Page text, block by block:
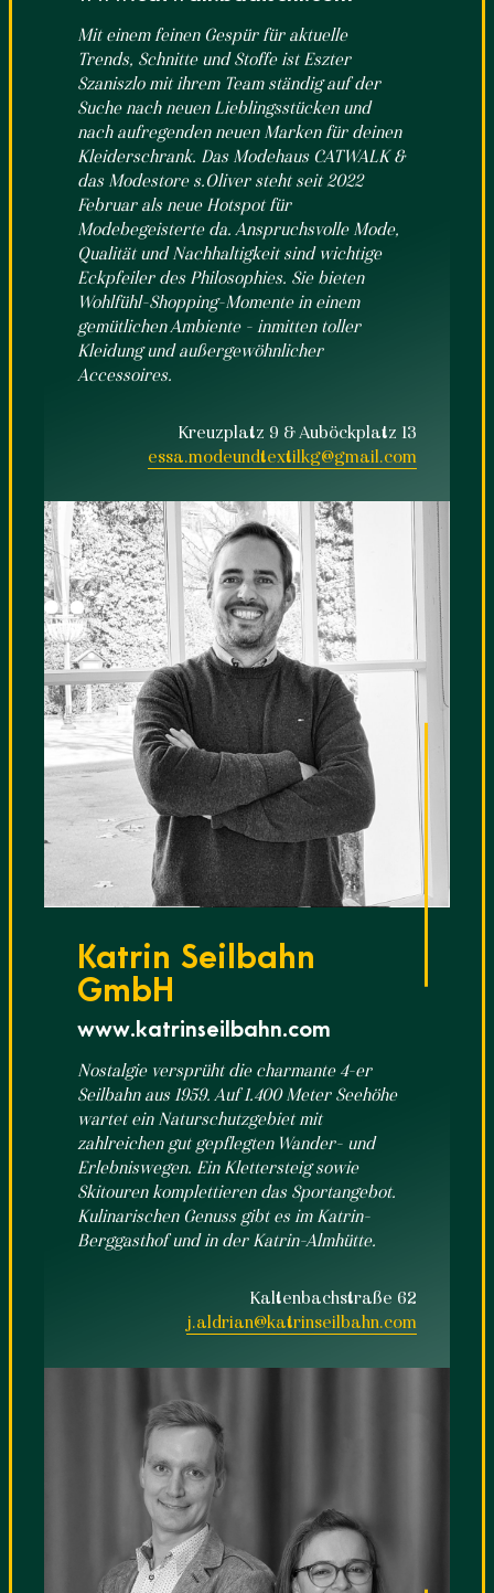
Mit einem feinen Gespür für aktuelle
Trends, Schnitte und Stoffe ist Eszter
Szaniszlo mit ihrem Team ständig auf der
Suche nach neuen Lieblingsstücken und
nach aufregenden neuen Marken für deinen
Kleiderschrank. Das Modehaus CATWALK &
das Modestore s.Oliver steht seit 2022
Februar als neue Hotspot für
Modebegeisterte da. Anspruchsvolle Mode,
Qualität und Nachhaltigkeit sind wichtige
Eckpfeiler des Philosophies. Sie bieten
Wohlfühl-Shopping-Momente in einem
gemütlichen Ambiente - inmitten toller
Kleidung und außergewöhnlicher
Accessoires.
Kreuzplatz 9 & Auböckplatz 13
essa.modeundtextilkg@gmail.com
Katrin Seilbahn
GmbH
www.katrinseilbahn.com
Nostalgie versprüht die charmante 4-er
Seilbahn aus 1959. Auf 1.400 Meter Seehöhe
wartet ein Naturschutzgebiet mit
zahlreichen gut gepflegten Wander- und
Erlebniswegen. Ein Klettersteig sowie
Skitouren komplettieren das Sportangebot.
Kulinarischen Genuss gibt es im Katrin-
Berggasthof und in der Katrin-Almhütte.
Kaltenbachstraße 62
j.aldrian@katrinseilbahn.com